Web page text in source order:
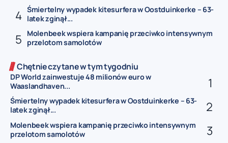
Śmiertelny wypadek kitesurfera w Oostduinkerke – 63-
latek zginął...
Molenbeek wspiera kampanię przeciwko intensywnym
przelotom samolotów
Chętnie czytane w tym tygodniu
DP World zainwestuje 48 milionów euro w
Waaslandhaven...
Śmiertelny wypadek kitesurfera w Oostduinkerke – 63-
latek zginął...
Molenbeek wspiera kampanię przeciwko intensywnym
przelotom samolotów